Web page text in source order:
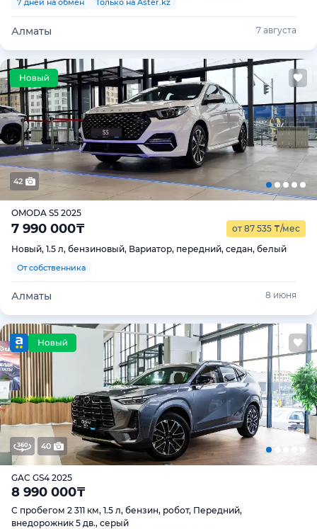
7 дней на обмен
Только на Aster.kz
Алматы 7 августа
42
OMODA S5 2025
7 990 000₸ от 87 535 ₸/мес
Новый, 1.5 л, бензиновый, Вариатор, передний, седан, белый
От собственника
Алматы 8 июня
40
GAC GS4 2025
8 990 000₸
С пробегом 2 311 км, 1.5 л, бензин, робот, Передний,
внедорожник 5 дв., серый